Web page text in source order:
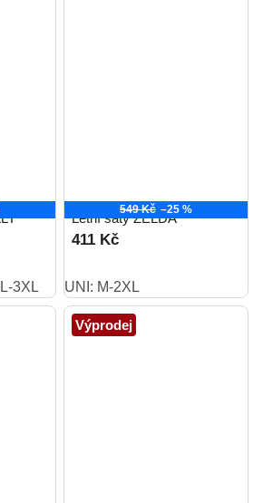
3XL
549 Kč –25 %
Letní šaty ZELDA
411 Kč
UNI: M-2XL
Výprodej